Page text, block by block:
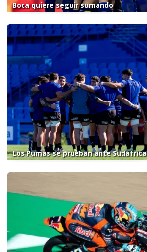
Boca quiere seguir sumando
Los Pumas se prueban ante Sudáfrica